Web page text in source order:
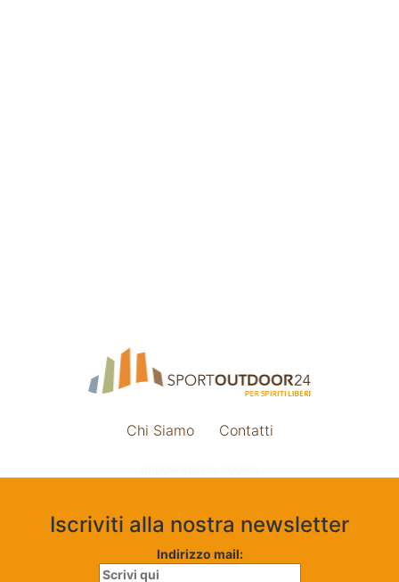
Chi Siamo Contatti
Iscriviti alla nostra newsletter
Indirizzo mail: